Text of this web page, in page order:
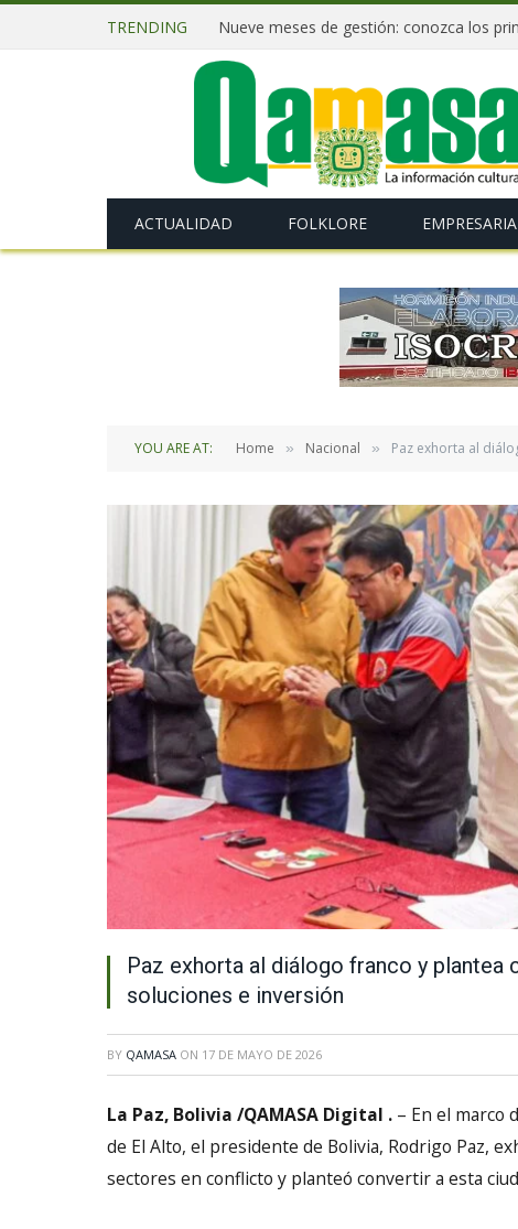
TRENDING Nueve meses de gestión: conozca los
ACTUALIDAD FOLKLORE
YOU ARE AT: Home » Nacional » Paz exhorta al
Paz exhorta al diálogo franco y plantea
soluciones e inversión
BY QAMASA ON 17 DE MAYO DE 2026
La Paz, Bolivia /QAMASA Digital . – En el marco
de El Alto, el presidente de Bolivia, Rodrigo Paz,
sectores en conflicto y planteó convertir a esta